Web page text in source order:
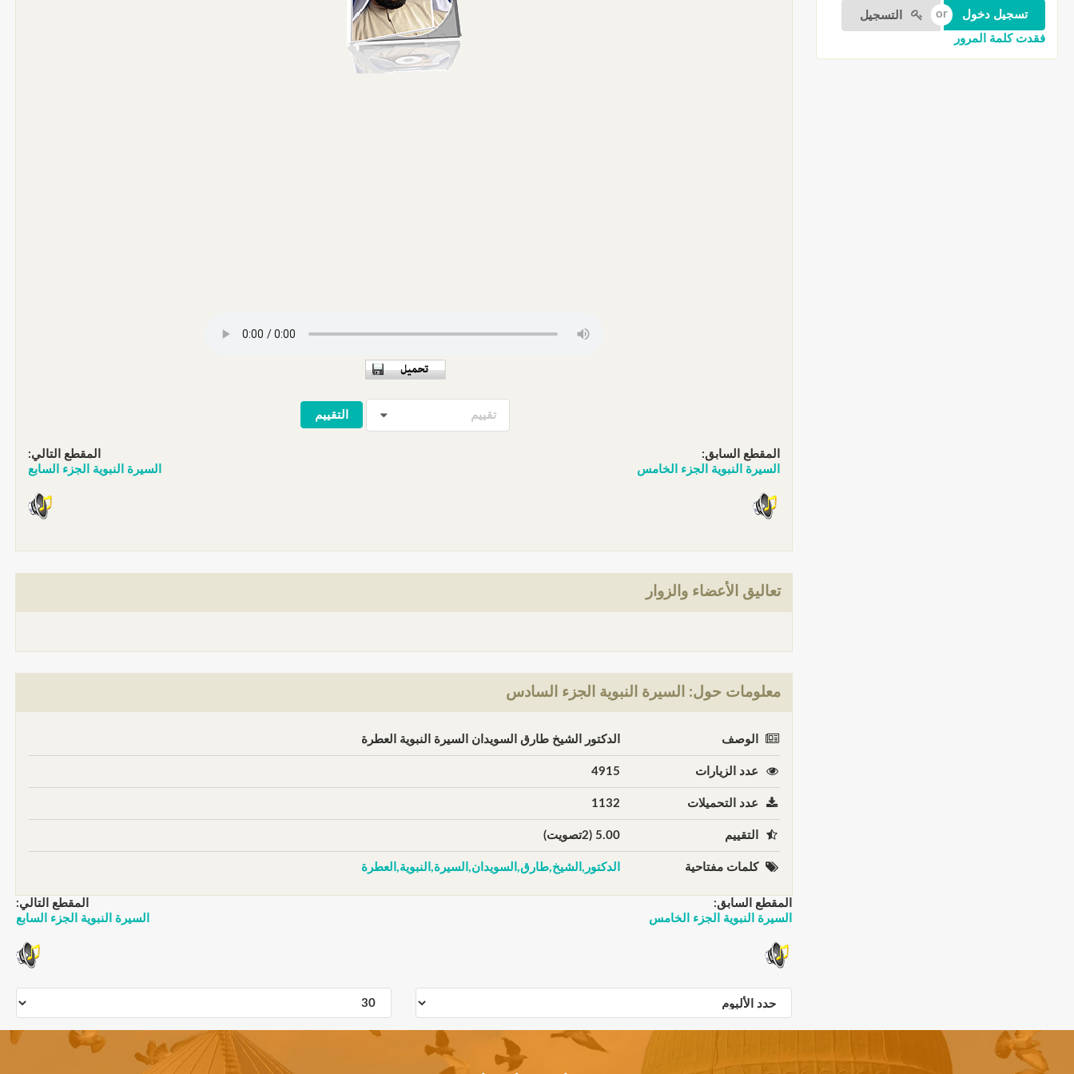
التسجيل
فقدت كلمة المرور
تقييم
المقطع السابق:
السيرة النبوية الجزء الخامس
المقطع التالي:
السيرة النبوية الجزء السابع
تعاليق الأعضاء والزوار
معلومات حول: السيرة النبوية الجزء السادس
الوصف الدكتور الشيخ طارق السويدان السيرة النبوية العطرة
عدد الزيارات 4915
عدد التحميلات 1132
التقييم 5.00 (2تصويت)
كلمات مفتاحية الدكتور,الشيخ,طارق,السويدان,السيرة,النبوية,العطرة
المقطع السابق:
السيرة النبوية الجزء الخامس
المقطع التالي:
السيرة النبوية الجزء السابع